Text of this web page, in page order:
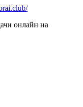
онлайн на